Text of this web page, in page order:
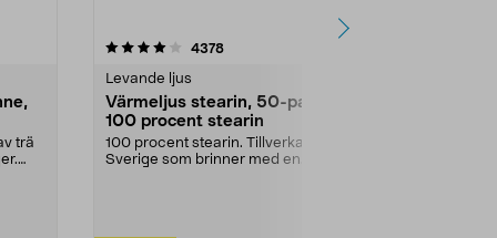
trä
4378recensioner
Levande ljus
Värmeljus stearin, 50-pack,
100 procent stearin
100 procent stearin. Tillverkade i
Sverige som brinner med en
4.5av 5 stjärnor